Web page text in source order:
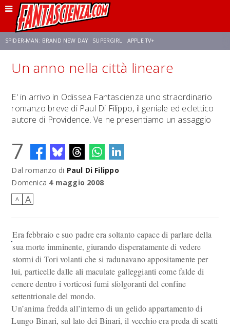
SPIDER-MAN: BRAND NEW DAY SUPERGIRL APPLE TV+
FRANCO RICCIARDIELLO ZENDAYA STAR TREK AVENGERS: DOOMSDAY
NETFLIX SADIE SINK STAR TREK: STRANGE NEW WORLDS
Un anno nella città lineare
E' in arrivo in Odissea Fantascienza uno straordinario
romanzo breve di Paul Di Filippo, il geniale ed eclettico
autore di Providence. Ve ne presentiamo un assaggio
7
Dal romanzo di Paul Di Filippo
Domenica 4 maggio 2008
A A
Era febbraio e suo padre era soltanto capace di parlare della
sua morte imminente, giurando disperatamente di vedere
stormi di Tori volanti che si radunavano appositamente per
lui, particelle dalle ali maculate galleggianti come falde di
cenere dentro i vorticosi fumi sfolgoranti del confine
settentrionale del mondo.
Un’anima fredda all’interno di un gelido appartamento di
Lungo Binari, sul lato dei Binari, il vecchio era preda di scatti